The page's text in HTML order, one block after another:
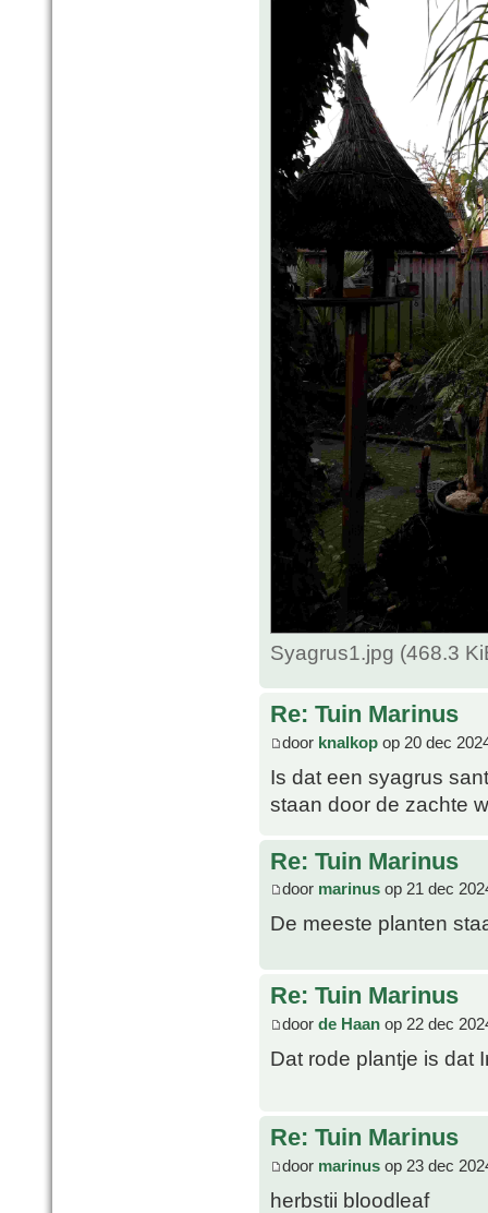
Syagrus1.jpg (468.3
Re: Tuin Marinus
door knalkop op 20 dec
Is dat een syagrus
staan door de zachte
Re: Tuin Marinus
door marinus op 21 dec
De meeste planten
Re: Tuin Marinus
door de Haan op 22 dec
Dat rode plantje is dat
Re: Tuin Marinus
door marinus op 23 dec
herbstii bloodleaf